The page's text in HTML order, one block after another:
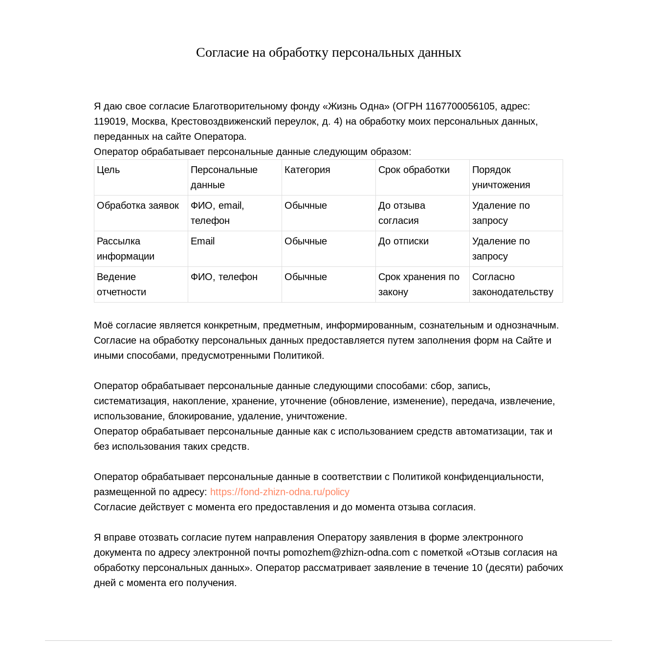
Согласие на обработку персональных данных
Я даю свое согласие Благотворительному фонду «Жизнь Одна» (ОГРН 1167700056105, адрес:
119019, Москва, Крестовоздвиженский переулок, д. 4) на обработку моих персональных данных,
переданных на сайте Оператора.
Оператор обрабатывает персональные данные следующим образом:
Цель
Персональные
данные
Категория Срок обработки
Порядок
уничтожения
Обработка заявок
ФИО, email,
телефон
Обычные
До отзыва
согласия
Удаление по
запросу
Рассылка
информации
Email Обычные До отписки
Удаление по
запросу
Ведение
отчетности
ФИО, телефон Обычные
Срок хранения по
закону
Согласно
законодательству
Моё согласие является конкретным, предметным, информированным, сознательным и однозначным.
Согласие на обработку персональных данных предоставляется путем заполнения форм на Сайте и
иными способами, предусмотренными Политикой.
Оператор обрабатывает персональные данные следующими способами: сбор, запись,
систематизация, накопление, хранение, уточнение (обновление, изменение), передача, извлечение,
использование, блокирование, удаление, уничтожение.
Оператор обрабатывает персональные данные как с использованием средств автоматизации, так и
без использования таких средств.
Оператор обрабатывает персональные данные в соответствии с Политикой конфиденциальности,
размещенной по адресу: https://fond-zhizn-odna.ru/policy
Согласие действует с момента его предоставления и до момента отзыва согласия.
Я вправе отозвать согласие путем направления Оператору заявления в форме электронного
документа по адресу электронной почты pomozhem@zhizn-odna.com с пометкой «Отзыв согласия на
обработку персональных данных». Оператор рассматривает заявление в течение 10 (десяти) рабочих
дней с момента его получения.